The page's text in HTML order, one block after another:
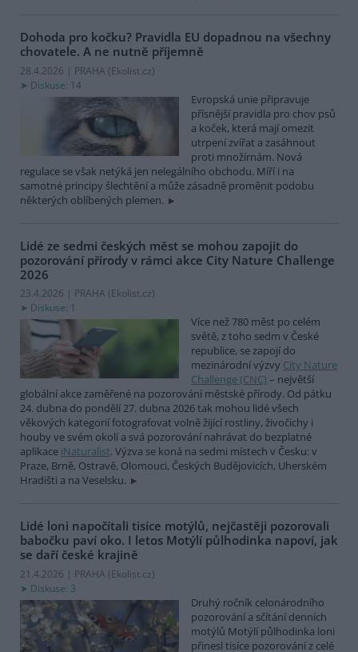
Dohoda pro kočku? Pravidla EU dopadnou na všechny
chovatele. A ne nutně příjemně
28.4.2026 | PRAHA (Ekolist.cz)
Diskuse: 14
Evropská unie připravuje
přísnější pravidla pro chov psů
a koček, která mají omezit
utrpení zvířat a zasáhnout
proti množírnám. Nová
regulace se však netýká jen nelegálního obchodu. Míří i na
samotné principy šlechtění a může zásadně proměnit podobu
některých oblíbených plemen.
Lidé ze sedmi českých měst se mohou zapojit do
pozorování přírody v rámci akce City Nature Challenge
2026
23.4.2026 | PRAHA (Ekolist.cz)
Diskuse: 1
Více než 780 měst po celém
světě, z toho sedm v České
republice, se zapojí do
mezinárodní výzvy City Nature
Challenge (CNC) – největší
globální akce zaměřené na pozorování městské přírody. Od pátku
24. dubna do pondělí 27. dubna 2026 tak mohou lidé všech
věkových kategorií fotografovat volně žijící rostliny, živočichy i
houby ve svém okolí a svá pozorování nahrávat do bezplatné
aplikace iNaturalist. Výzva se koná na sedmi místech v Česku: v
Praze, Brně, Ostravě, Olomouci, Českých Budějovicích, Uherském
Hradišti a na Veselsku.
Lidé loni napočítali tisíce motýlů, nejčastěji pozorovali
babočku paví oko. I letos Motýlí půlhodinka napoví, jak
se daří české krajině
21.4.2026 | PRAHA (Ekolist.cz)
Diskuse: 3
Druhý ročník celonárodního
pozorování a sčítání denních
motýlů Motýlí půlhodinka loni
přinesl tisíce pozorování z celé